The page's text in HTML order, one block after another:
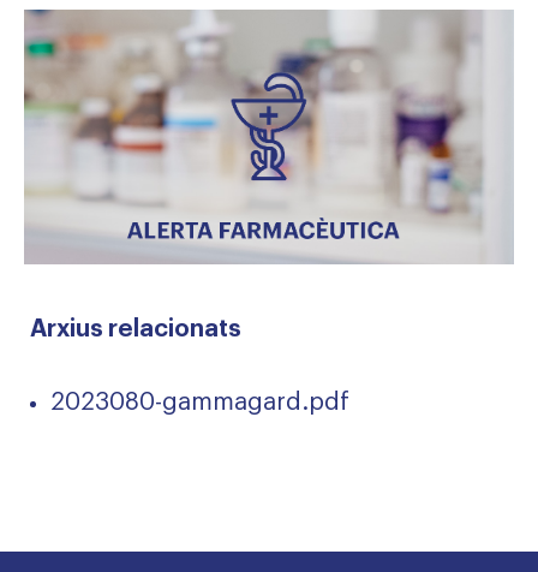
Arxius relacionats
2023080-gammagard.pdf